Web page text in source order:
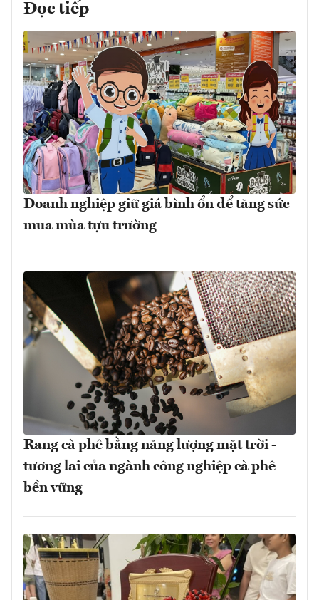
Đọc tiếp
Doanh nghiệp giữ giá bình ổn để tăng sức
mua mùa tựu trường
Rang cà phê bằng năng lượng mặt trời -
tương lai của ngành công nghiệp cà phê
bền vững